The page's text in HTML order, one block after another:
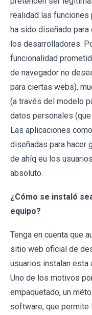
realidad las
ha sido diseñado
los desarrolladores.
funcionalidad
de navegador no
para ciertas webs),
(a través del modelo
datos personales
Las aplicaciones
diseñadas para hacer
de ahíq eu los
absoluto.
¿Cómo se instaló
equipo?
Tenga en cuenta que
sitio web oficial de
usuarios instalan esta
Uno de los motivos
empaquetado, un
software, que permite